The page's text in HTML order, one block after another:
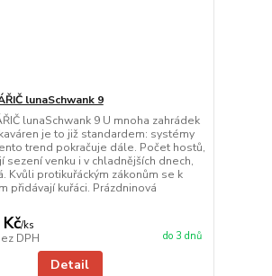
lunaSchwank 9
lunaSchwank 9 U mnoha zahrádek
je to již standardem: systémy
trend pokračuje dále. Počet hostů,
sezení venku i v chladnějších dnech,
Kvůli protikuřáckým zákonům se k
přidávají kuřáci. Prázdninová
/ks
DPH do 3 dnů
Detail